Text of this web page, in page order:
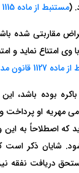
(مستنبط از ماده 1115 قانون مدنی
مقاربتی شده
وی امتناع نماید و
قانون مدنی
بوده باشد،
مهریه او پرداخت
که اصطلاحاً به
شایان ذکر است
دریافت نفقه